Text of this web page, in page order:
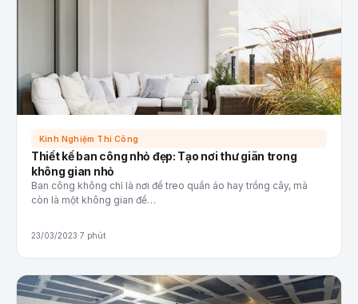
Kinh Nghiệm Thi Công
Thiết kế ban công nhỏ đẹp: Tạo nơi thư giãn trong
không gian nhỏ
Ban công không chỉ là nơi để treo quần áo hay trồng cây, mà
còn là một không gian để…
23/03/2023·7 phút